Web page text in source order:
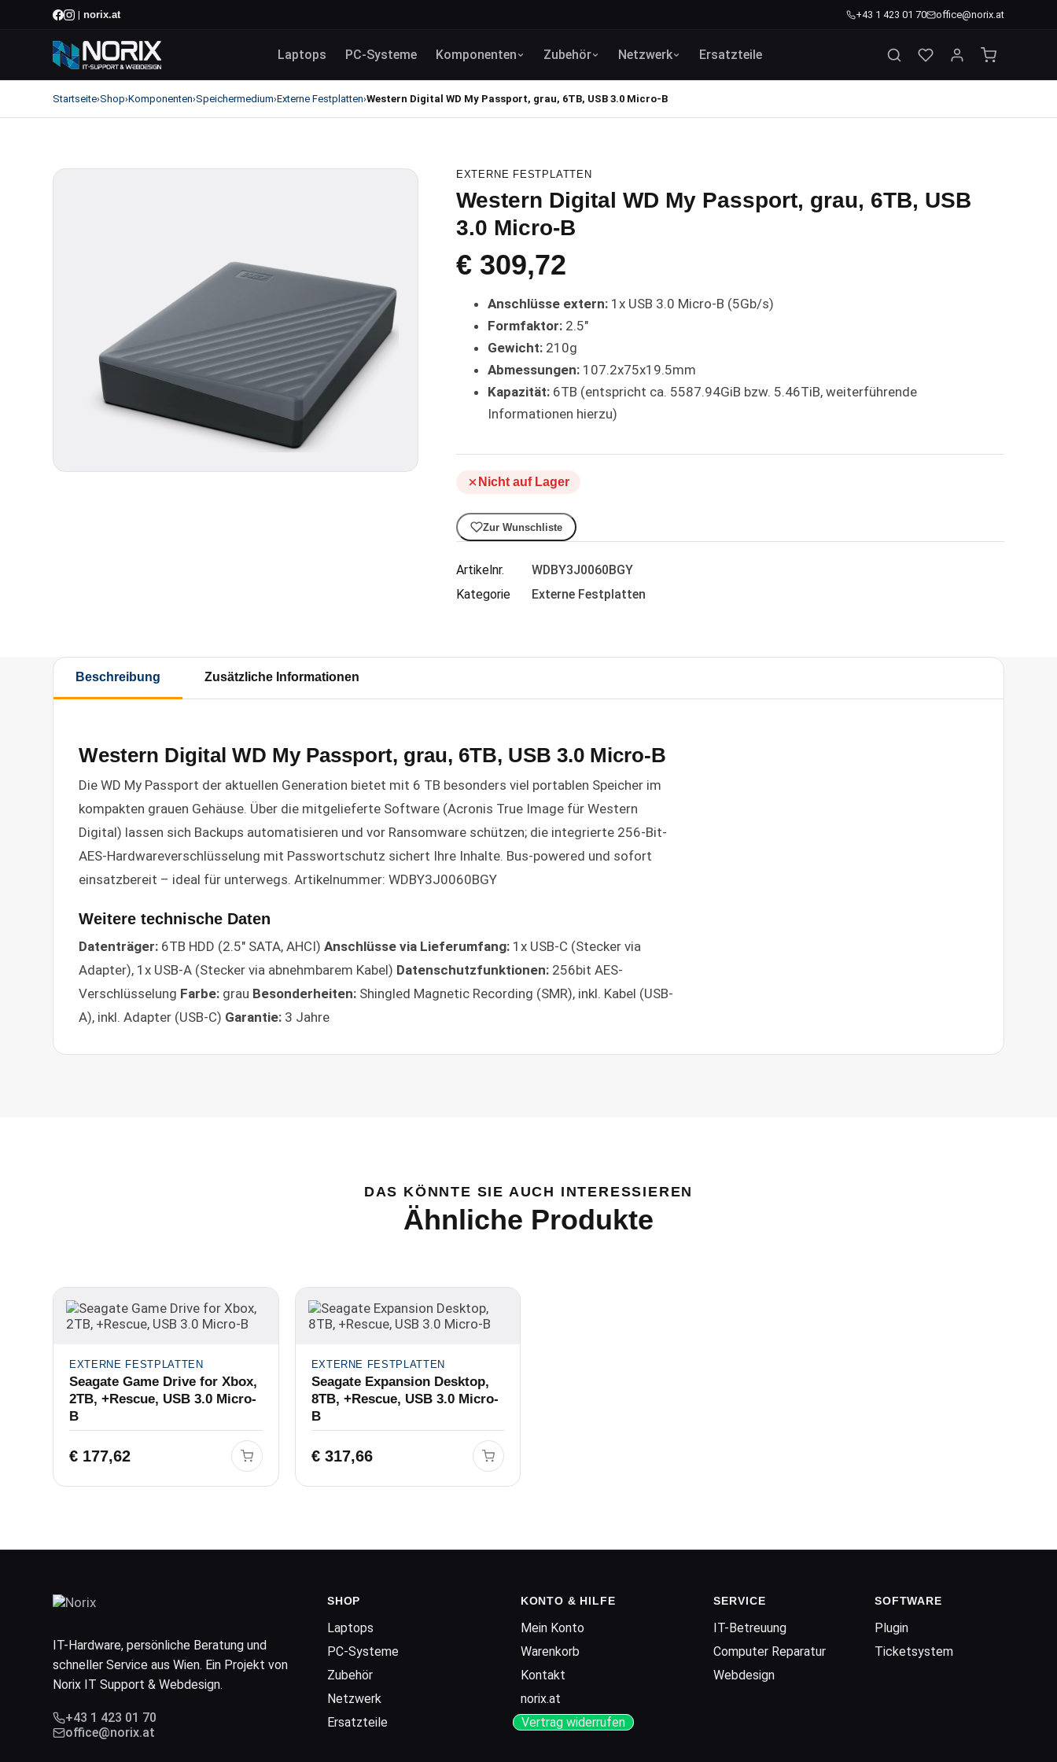
| norix.at +43 1 423 01 70 office@norix.at
Laptops PC-Systeme Komponenten Zubehör Netzwerk Ersatzteile
Startseite›Shop›Komponenten›Speichermedium›Externe Festplatten›Western Digital WD My Passport, grau, 6TB, USB 3.0 Micro-B
EXTERNE FESTPLATTEN
Western Digital WD My Passport, grau, 6TB, USB
3.0 Micro-B
€309,72
Anschlüsse extern:1x USB 3.0 Micro-B (5Gb/s)
Formfaktor:2.5"
Gewicht:210g
Abmessungen:107.2x75x19.5mm
Kapazität:6TB (entspricht ca. 5587.94GiB bzw. 5.46TiB, weiterführende
Informationen hierzu)
Nicht auf Lager
Zur Wunschliste
Artikelnr.
WDBY3J0060BGY
Kategorie
Externe Festplatten
Beschreibung Zusätzliche Informationen
Western Digital WD My Passport, grau, 6TB, USB 3.0 Micro-B
Die WD My Passport der aktuellen Generation bietet mit 6 TB besonders viel portablen Speicher im
kompakten grauen Gehäuse. Über die mitgelieferte Software (Acronis True Image für Western
Digital) lassen sich Backups automatisieren und vor Ransomware schützen; die integrierte 256-Bit-
AES-Hardwareverschlüsselung mit Passwortschutz sichert Ihre Inhalte. Bus-powered und sofort
einsatzbereit – ideal für unterwegs. Artikelnummer: WDBY3J0060BGY
Weitere technische Daten
Datenträger: 6TB HDD (2.5" SATA, AHCI)Anschlüsse via Lieferumfang: 1x USB-C (Stecker via
Adapter), 1x USB-A (Stecker via abnehmbarem Kabel) Datenschutzfunktionen: 256bit AES-
Verschlüsselung Farbe: grau Besonderheiten: Shingled Magnetic Recording (SMR), inkl. Kabel (USB-
A), inkl. Adapter (USB-C) Garantie: 3 Jahre
DAS KÖNNTE SIE AUCH INTERESSIEREN
Ähnliche Produkte
EXTERNE FESTPLATTEN
Seagate Game Drive for Xbox,
2TB, +Rescue, USB 3.0 Micro-
B
€ 177,62
EXTERNE FESTPLATTEN
Seagate Expansion Desktop,
8TB, +Rescue, USB 3.0 Micro-
B
€317,66
IT-Hardware, persönliche Beratung und
schneller Service aus Wien. Ein Projekt von
Norix IT Support & Webdesign.
+43 1 423 01 70
office@norix.at
SHOP
Laptops
PC-Systeme
Zubehör
Netzwerk
Ersatzteile
KONTO & HILFE
Mein Konto
Warenkorb
Kontakt
norix.at
Vertrag widerrufen
SERVICE
IT-Betreuung
Computer Reparatur
Webdesign
SOFTWARE
Plugin
Ticketsystem